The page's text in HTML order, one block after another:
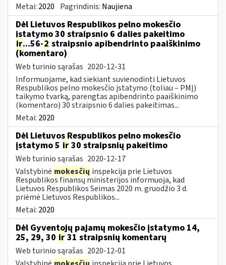
Metai: 2020 Pagrindinis: Naujiena
Dėl Lietuvos Respublikos pelno mokesčio
įstatymo 30 straipsnio 6 dalies pakeitimo
ir...56-2 straipsnio apibendrinto paaiškinimo
(komentaro)
Web turinio sąrašas 2020-12-31
Informuojame, kad siekiant suvienodinti Lietuvos
Respublikos pelno mokesčio įstatymo (toliau – PMĮ)
taikymo tvarką, parengtas apibendrinto paaiškinimo
(komentaro) 30 straipsnio 6 dalies pakeitimas...
Metai: 2020
Dėl Lietuvos Respublikos pelno mokesčio
įstatymo 5 ir 30 straipsnių pakeitimo
Web turinio sąrašas 2020-12-17
Valstybinė mokesčių inspekcija prie Lietuvos
Respublikos finansų ministerijos informuoja, kad
Lietuvos Respublikos Seimas 2020 m. gruodžio 3 d.
priėmė Lietuvos Respublikos...
Metai: 2020
Dėl Gyventojų pajamų mokesčio įstatymo 14,
25, 29, 30 ir 31 straipsnių komentarų
Web turinio sąrašas 2020-12-01